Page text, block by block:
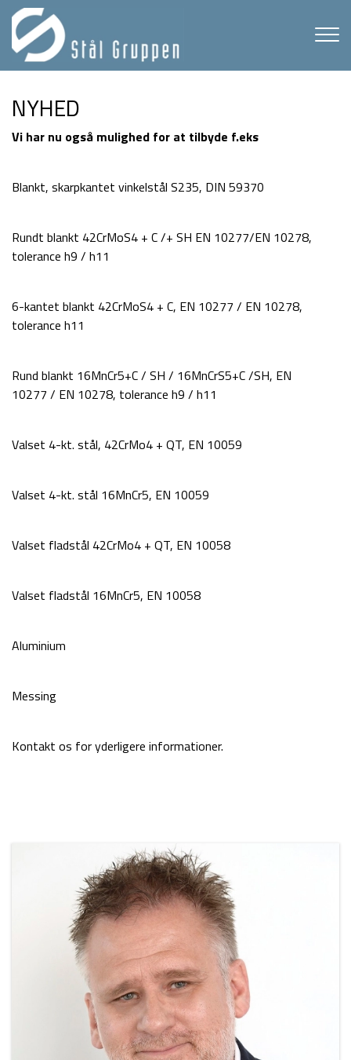
Gå
hovedindhold
NYHED
Vi har nu også mulighed for at tilbyde f.eks
Blankt, skarpkantet vinkelstål S235, DIN 59370
Rundt blankt 42CrMoS4 + C /+ SH EN 10277/EN 10278,
tolerance h9 / h11
6-kantet blankt 42CrMoS4 + C, EN 10277 / EN 10278,
tolerance h11
Rund blankt 16MnCr5+C / SH / 16MnCrS5+C /SH, EN
10277 / EN 10278, tolerance h9 / h11
Valset 4-kt. stål, 42CrMo4 + QT, EN 10059
Valset 4-kt. stål 16MnCr5, EN 10059
Valset fladstål 42CrMo4 + QT, EN 10058
Valset fladstål 16MnCr5, EN 10058
Aluminium
Messing
Kontakt os for yderligere informationer.